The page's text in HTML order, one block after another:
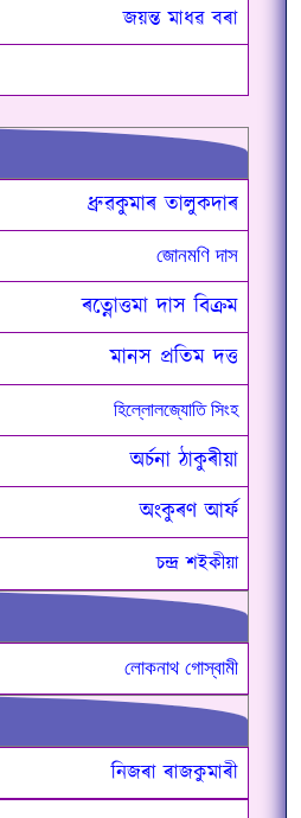
জয়ন্ত মাধৱ বৰা
ধ্ৰুৱকুমাৰ তালুকদাৰ
জোনমণি দাস
ৰত্নোত্তমা দাস বিক্ৰম
মানস প্ৰতিম দত্ত
হিল্লোলজ্যোতি সিংহ
অৰ্চনা ঠাকুৰীয়া
অংকুৰণ আৰ্ফ
চন্দ্ৰ শইকীয়া
লোকনাথ গোস্বামী
নিজৰা ৰাজকুমাৰী